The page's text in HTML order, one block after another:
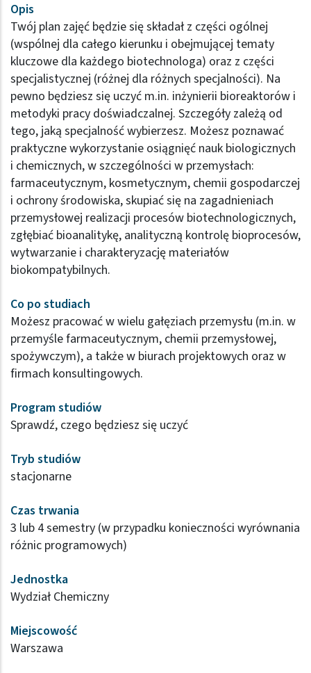
Opis
Twój plan zajęć będzie się składał z części ogólnej
(wspólnej dla całego kierunku i obejmującej tematy
kluczowe dla każdego biotechnologa) oraz z części
specjalistycznej (różnej dla różnych specjalności). Na
pewno będziesz się uczyć m.in. inżynierii bioreaktorów i
metodyki pracy doświadczalnej. Szczegóły zależą od
tego, jaką specjalność wybierzesz. Możesz poznawać
praktyczne wykorzystanie osiągnięć nauk biologicznych
i chemicznych, w szczególności w przemysłach:
farmaceutycznym, kosmetycznym, chemii gospodarczej
i ochrony środowiska, skupiać się na zagadnieniach
przemysłowej realizacji procesów biotechnologicznych,
zgłębiać bioanalitykę, analityczną kontrolę bioprocesów,
wytwarzanie i charakteryzację materiałów
biokompatybilnych.
Co po studiach
Możesz pracować w wielu gałęziach przemysłu (m.in. w
przemyśle farmaceutycznym, chemii przemysłowej,
spożywczym), a także w biurach projektowych oraz w
firmach konsultingowych.
Program studiów
Sprawdź, czego będziesz się uczyć
Tryb studiów
stacjonarne
Czas trwania
3 lub 4 semestry (w przypadku konieczności wyrównania
różnic programowych)
Jednostka
Wydział Chemiczny
Miejscowość
Warszawa